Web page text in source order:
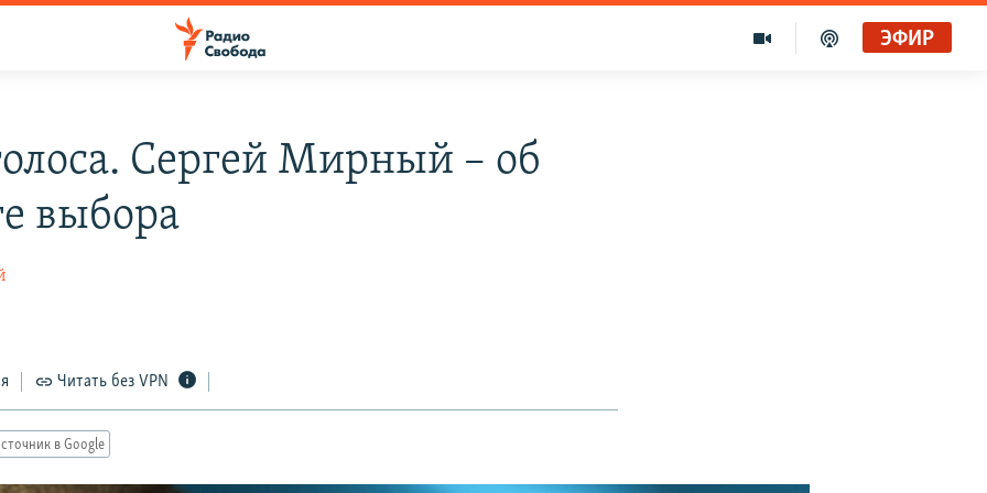
ЭФИР
Сергей Мирный – об
выбора
Читать без VPN
в Google